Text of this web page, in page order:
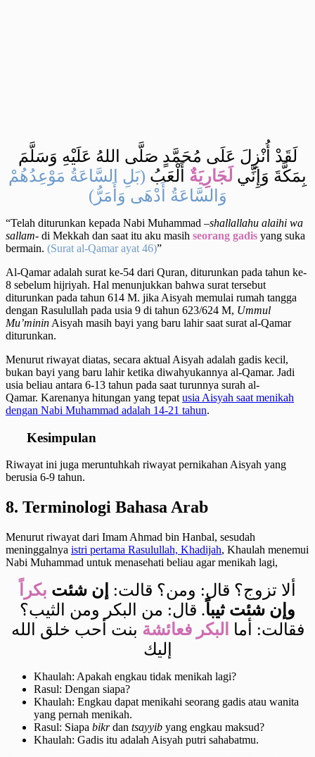
لَقَدْ أُنْزِلَ عَلَى مُحَمَّدٍ صَلَّى اللهُ عَلَيْهِ وَسَلَّمَ
بِمَكَّةَ وَإِنِّي لَجَارِيَةٌ أَلْعَبُ (بَلِ السَّاعَةُ مَوْعِدُهُمْ
وَالسَّاعَةُ أَدْهَى وَأَمَرُّ)
“Telah diturunkan kepada Nabi Muhammad –shallallahu alaihi wa
sallam- di Mekkah dan saat itu aku masih seorang gadis yang suka
bermain. (Surat al-Qamar ayat 46)”
Al-Qamar adalah surat ke-54 dari Quran, diturunkan pada tahun ke-
8 sebelum hijriyah. Hal menunjukkan bahwa surat tersebut
diturunkan pada tahun 614 M. jika Aisyah memulai rumah tangga
dengan Rasulullah pada usia 9 di tahun 623/624 M, Ummul
Mu’minin Aisyah masih bayi yang baru lahir saat surat al-Qamar
diturunkan.
Menurut riwayat diatas, secara aktual Aisyah adalah gadis kecil,
bukan bayi yang baru lahir ketika diwahyukannya al-Qamar. Jadi
usia beliau antara 6-13 tahun pada saat turunnya surah al-
Qamar. Karenanya hitungan yang tepat usia Aisyah saat menikah
dengan Nabi Muhammad adalah 14-21 tahun.
Kesimpulan
Riwayat ini juga meruntuhkah riwayat pernikahan Aisyah yang
berusia 6-9 tahun.
8. Terminologi Bahasa Arab
Menurut riwayat dari Imam Ahmad bin Hanbal, sesudah
meninggalnya istri pertama Rasulullah, Khadijah, Khaulah menemui
Nabi Muhammad untuk menasehati beliau agar menikah lagi,
ألا تزوج؟ قال: ومن؟ قالت: إن شئت بكراً
وإن شئت ثيباً. قال: من البكر ومن الثيب؟
فقالت: أما
البكر فعائشة بنت أحب خلق الله
إليك
Khaulah: Apakah engkau tidak menikah lagi?
Rasul: Dengan siapa?
Khaulah: Engkau dapat menikahi seorang gadis atau wanita
yang pernah menikah.
Rasul: Siapa bikrdan tsayyib yang engkau maksud?
Khaulah: Gadis itu adalah Aisyah putri sahabatmu.